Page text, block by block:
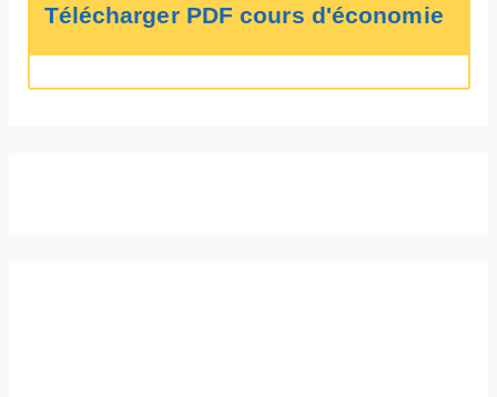
Télécharger PDF cours d'économie